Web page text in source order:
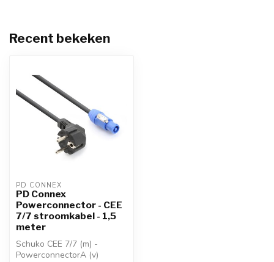
Recent bekeken
PD CONNEX
PD Connex
Powerconnector - CEE
7/7 stroomkabel - 1,5
meter
Schuko CEE 7/7 (m) -
PowerconnectorA (v)